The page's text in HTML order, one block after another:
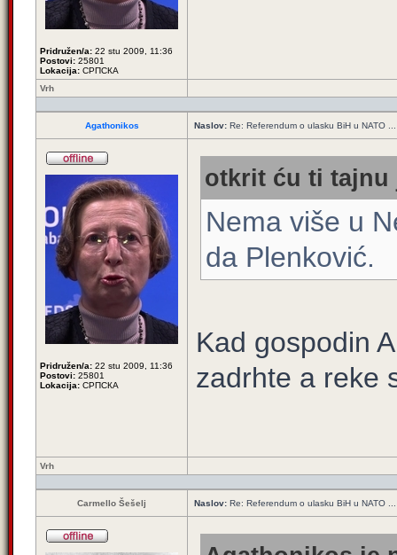
Pridružen/a: 22 stu 2009, 11:36
Postovi: 25801
Lokacija: СРПСКА
Vrh
Agathonikos Naslov: Re: Referendum o ulasku BiH u NATO ...
Pridružen/a: 22 stu 2009, 11:36
Postovi: 25801
Lokacija: СРПСКА
otkrit ću ti tajnu
Nema više u
da Plenković.
Kad gospodin
zadrhte a reke
Vrh
Carmello Šešelj Naslov: Re: Referendum o ulasku BiH u NATO ...